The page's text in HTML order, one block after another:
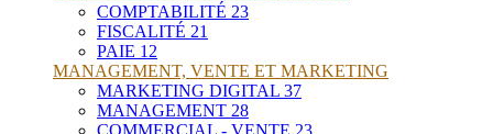
COMPTABILITÉ 23
FISCALITÉ 21
PAIE 12
MANAGEMENT, VENTE ET MARKETING
MARKETING DIGITAL 37
MANAGEMENT 28